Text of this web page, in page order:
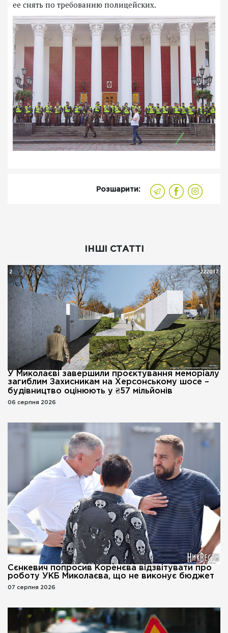
ее снять по требованию полицейских.
Розшарити:
ІНШІ СТАТТІ
У Миколаєві завершили проєктування меморіалу
загиблим Захисникам на Херсонському шосе –
будівництво оцінюють у ₴57 мільйонів
06 серпня 2026
Сєнкевич попросив Коренєва відзвітувати про
роботу УКБ Миколаєва, що не виконує бюджет
07 серпня 2026